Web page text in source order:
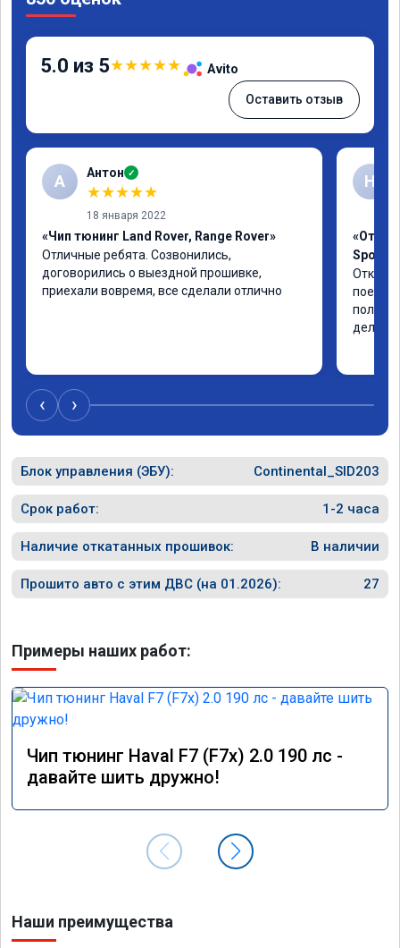
5.0 из 5★★★★★ Avito
Оставить отзыв
А Антон ✓
★★★★★
18 января 2022
«Чип тюнинг Land Rover, Range Rover»
Отличные ребята. Созвонились,
договорились о выездной прошивке,
приехали вовремя, все сделали отлично
Н
Sport
полет
дела.
‹ ›
Блок управления (ЭБУ): Continental_SID203
Срок работ: 1-2 часа
Наличие откатанных прошивок: В наличии
Прошито авто с этим ДВС (на 01.2026): 27
Примеры наших работ:
Чип тюнинг Haval F7 (F7x) 2.0 190 лс -
давайте шить дружно!
Наши преимущества